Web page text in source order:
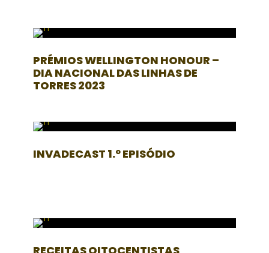
PRÉMIOS WELLINGTON HONOUR –
DIA NACIONAL DAS LINHAS DE
TORRES 2023
INVADECAST 1.º EPISÓDIO